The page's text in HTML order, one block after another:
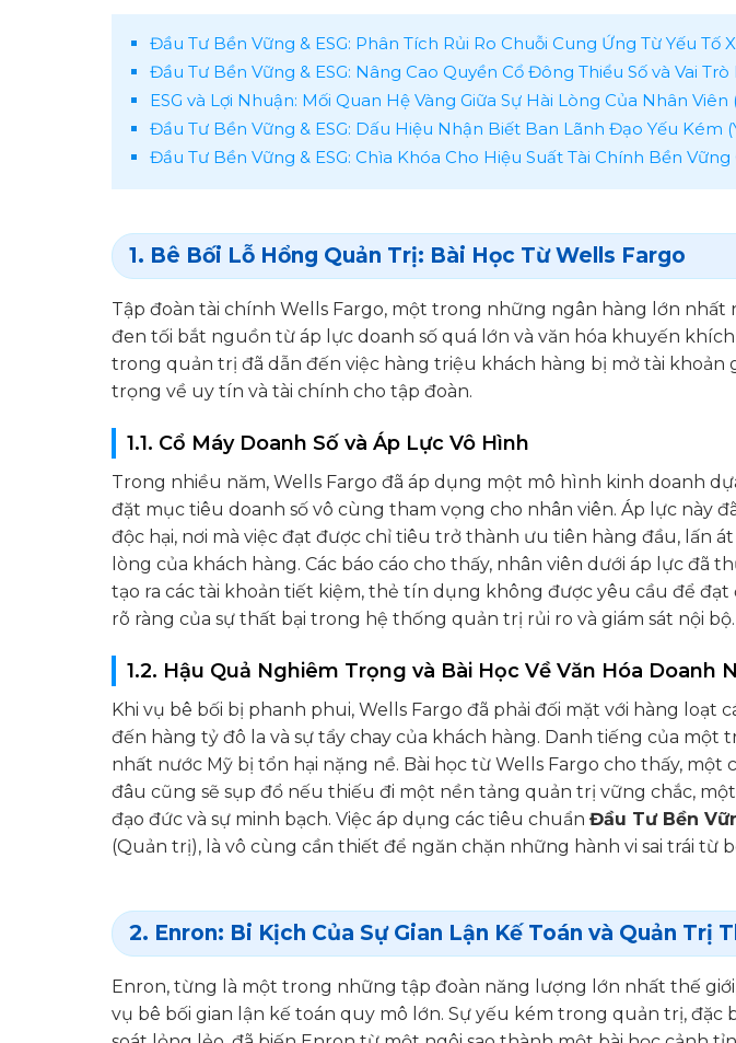
Đầu Tư Bền Vững & ESG: Phân Tích Rủi Ro Chuỗi Cung Ứng Từ Yếu Tố
Đầu Tư Bền Vững & ESG: Nâng Cao Quyền Cổ Đông Thiểu Số và Vai
ESG và Lợi Nhuận: Mối Quan Hệ Vàng Giữa Sự Hài Lòng Của Nhân Viên
Đầu Tư Bền Vững & ESG: Dấu Hiệu Nhận Biết Ban Lãnh Đạo Yếu Kém
Đầu Tư Bền Vững & ESG: Chìa Khóa Cho Hiệu Suất Tài Chính Bền
1. Bê Bối Lỗ Hổng Quản Trị: Bài Học Từ Wells Fargo
Tập đoàn tài chính Wells Fargo, một trong những ngân hàng lớn nhất
đen tối bắt nguồn từ áp lực doanh số quá lớn và văn hóa khuyến
trong quản trị đã dẫn đến việc hàng triệu khách hàng bị mở tài khoản
trọng về uy tín và tài chính cho tập đoàn.
1.1. Cổ Máy Doanh Số và Áp Lực Vô Hình
Trong nhiều năm, Wells Fargo đã áp dụng một mô hình kinh doanh
đặt mục tiêu doanh số vô cùng tham vọng cho nhân viên. Áp lực này
độc hại, nơi mà việc đạt được chỉ tiêu trở thành ưu tiên hàng đầu, lấn
lòng của khách hàng. Các báo cáo cho thấy, nhân viên dưới áp lực đã
tạo ra các tài khoản tiết kiệm, thẻ tín dụng không được yêu cầu để
rõ ràng của sự thất bại trong hệ thống quản trị rủi ro và giám sát nội bộ.
1.2. Hậu Quả Nghiêm Trọng và Bài Học Về Văn Hóa Doanh
Khi vụ bê bối bị phanh phui, Wells Fargo đã phải đối mặt với hàng loạt
đến hàng tỷ đô la và sự tẩy chay của khách hàng. Danh tiếng của
nhất nước Mỹ bị tổn hại nặng nề. Bài học từ Wells Fargo cho thấy,
đâu cũng sẽ sụp đổ nếu thiếu đi một nền tảng quản trị vững chắc,
đạo đức và sự minh bạch. Việc áp dụng các tiêu chuẩn Đầu Tư Bền
(Quản trị), là vô cùng cần thiết để ngăn chặn những hành vi sai trái từ
2. Enron: Bi Kịch Của Sự Gian Lận Kế Toán và Quản Trị
Enron, từng là một trong những tập đoàn năng lượng lớn nhất thế
vụ bê bối gian lận kế toán quy mô lớn. Sự yếu kém trong quản trị, đặc